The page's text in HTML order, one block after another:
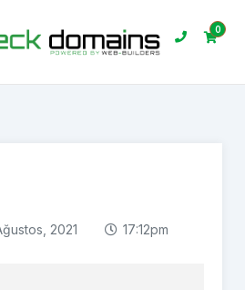
0
2023
2021 17:12pm